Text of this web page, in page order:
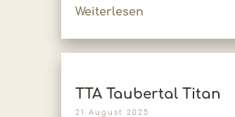
Weiterlesen
TTA Taubertal Titan
21 August 2025